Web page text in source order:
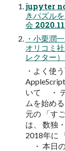
jupyter
きパズル
会
・小栗潤
オリコミ
レクター
・よく使
いて ・ デ
ムを始め
元の 「す
は、 数独
2018年に
・ 本日